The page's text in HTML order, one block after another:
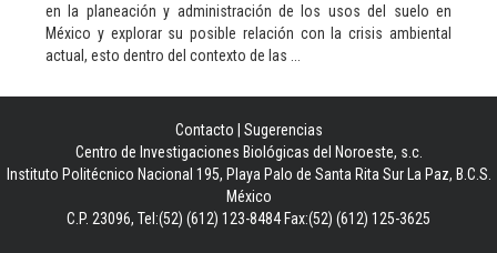
en la planeación y administración de los usos del suelo en
México y explorar su posible relación con la crisis ambiental
actual, esto dentro del contexto de las ...
Contacto
Sugerencias
Centro de Investigaciones Biológicas del Noroeste, s.c.
Instituto Politécnico Nacional 195, Playa Palo de Santa Rita Sur La Paz, B.C.S.
México
C.P. 23096, Tel:(52) (612) 123-8484 Fax:(52) (612) 125-3625